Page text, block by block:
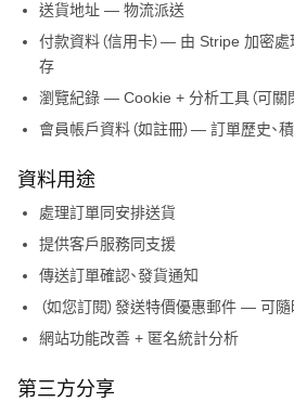
送貨地址 — 物流派送
付款資料（信用卡）— 由 Stripe 加密處
存
瀏覽紀錄 — Cookie + 分析工具（可關
會員帳戶資料（如註冊）— 訂單歷史、
資料用途
處理訂單同安排送貨
提供客戶服務同支援
傳送訂單確認、發貨通知
（如您訂閱）發送特價優惠郵件 — 可
網站功能改善 + 匿名統計分析
第三方分享